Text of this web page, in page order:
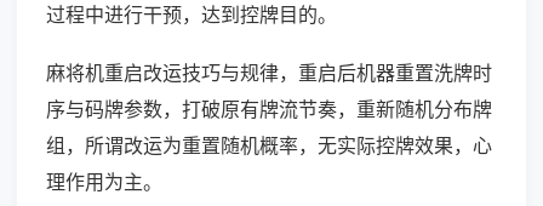
过程中进行干预，达到控牌目的。
麻将机重启改运技巧与规律，重启后机器重置洗牌时
序与码牌参数，打破原有牌流节奏，重新随机分布牌
组，所谓改运为重置随机概率，无实际控牌效果，心
理作用为主。